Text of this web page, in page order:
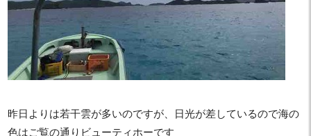
昨日よりは若干雲が多いのですが、日光が差しているので海の
色はご覧の通りビューティホーです